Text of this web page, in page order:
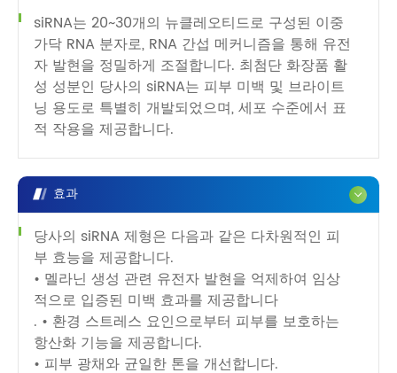
siRNA는 20~30개의 뉴클레오티드로 구성된 이중
가닥 RNA 분자로, RNA 간섭 메커니즘을 통해 유전
자 발현을 정밀하게 조절합니다. 최첨단 화장품 활
성 성분인 당사의 siRNA는 피부 미백 및 브라이트
닝 용도로 특별히 개발되었으며, 세포 수준에서 표
적 작용을 제공합니다.
효과
당사의 siRNA 제형은 다음과 같은 다차원적인 피
부 효능을 제공합니다.
• 멜라닌 생성 관련 유전자 발현을 억제하여 임상
적으로 입증된 미백 효과를 제공합니다
. • 환경 스트레스 요인으로부터 피부를 보호하는
항산화 기능을 제공합니다.
• 피부 광채와 균일한 톤을 개선합니다.